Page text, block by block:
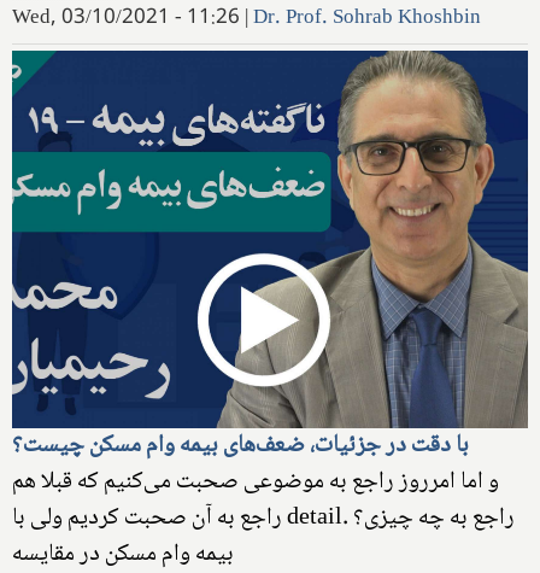
Wed, 03/10/2021 - 11:26 |Dr. Prof. Sohrab Khoshbin
با دقت در جزئیات، ضعف‌های بیمه وام مسکن چیست؟
و اما امرروز راجع به موضوعی صحبت می‌کنیم که قبلا هم
راجع به آن صحبت کردیم ولی با detail. راجع به چه چیزی؟
بیمه وام مسکن در مقایسه